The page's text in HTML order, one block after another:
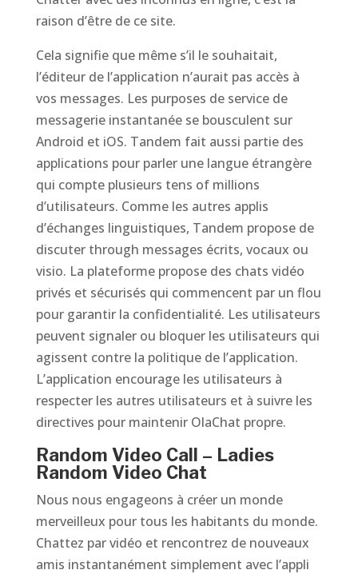
raison d’être de ce site.
Cela signifie que même s’il le souhaitait,
l’éditeur de l’application n’aurait pas accès à
vos messages. Les purposes de service de
messagerie instantanée se bousculent sur
Android et iOS. Tandem fait aussi partie des
applications pour parler une langue étrangère
qui compte plusieurs tens of millions
d’utilisateurs. Comme les autres applis
d’échanges linguistiques, Tandem propose de
discuter through messages écrits, vocaux ou
visio. La plateforme propose des chats vidéo
privés et sécurisés qui commencent par un flou
pour garantir la confidentialité. Les utilisateurs
peuvent signaler ou bloquer les utilisateurs qui
agissent contre la politique de l’application.
L’application encourage les utilisateurs à
respecter les autres utilisateurs et à suivre les
directives pour maintenir OlaChat propre.
Random Video Call – Ladies
Random Video Chat
Nous nous engageons à créer un monde
merveilleux pour tous les habitants du monde.
Chattez par vidéo et rencontrez de nouveaux
amis instantanément simplement avec l’appli